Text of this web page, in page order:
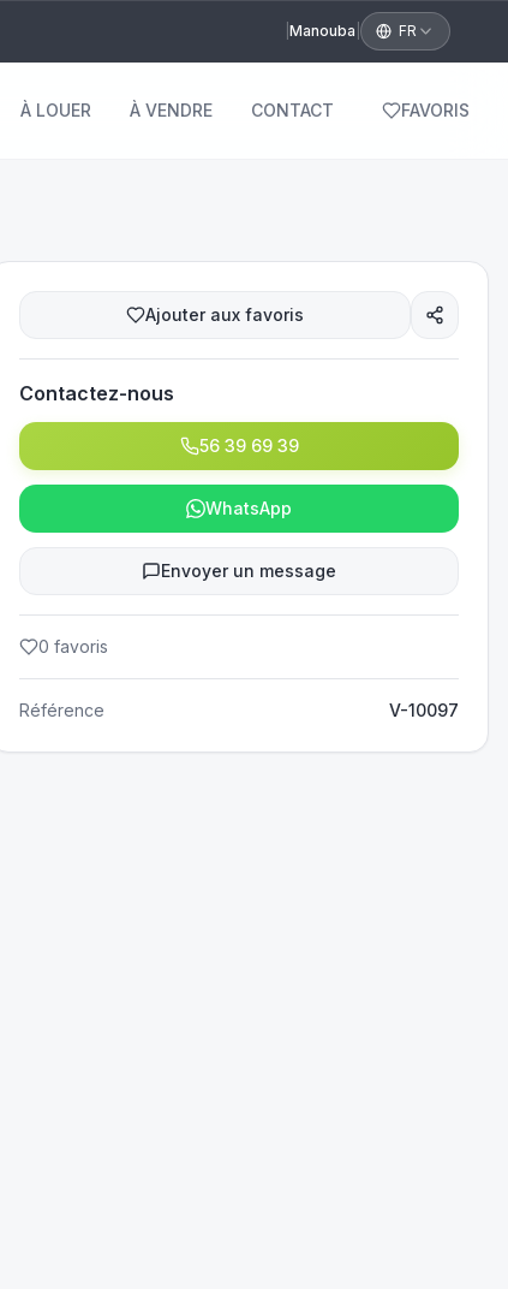
Manouba FR
À LOUER À VENDRE CONTACT FAVORIS
Ajouter aux favoris
Contactez-nous
56 39 69 39
WhatsApp
Envoyer un message
0 favoris
Référence V-10097